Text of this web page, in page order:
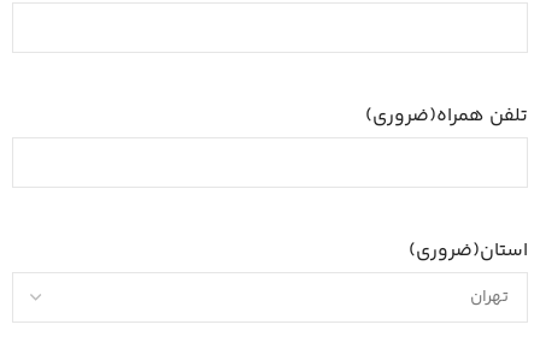
تلفن همراه(ضروری)
استان(ضروری)